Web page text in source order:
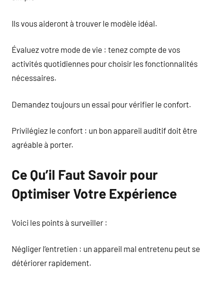
Ils vous aideront à trouver le modèle idéal.
Évaluez votre mode de vie : tenez compte de vos
activités quotidiennes pour choisir les fonctionnalités
nécessaires.
Demandez toujours un essai pour vérifier le confort.
Privilégiez le confort : un bon appareil auditif doit être
agréable à porter.
Ce Qu’il Faut Savoir pour
Optimiser Votre Expérience
Voici les points à surveiller :
Négliger l’entretien : un appareil mal entretenu peut se
détériorer rapidement.